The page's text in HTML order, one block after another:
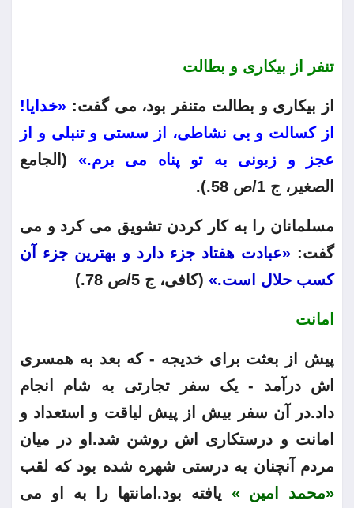
تنفر از بیکاری و بطالت
از بیکاری و بطالت متنفر بود، می گفت: «خدایا!
از کسالت و بی نشاطی، از سستی و تنبلی و از
عجز و زبونی به تو پناه می برم.» (الجامع
الصغیر، ج 1/ص 58.).
مسلمانان را به کار کردن تشویق می کرد و می
گفت: «عبادت هفتاد جزء دارد و بهترین جزء آن
کسب حلال است.» (کافی، ج 5/ص 78.)
امانت
پیش از بعثت برای خدیجه - که بعد به همسری
اش درآمد - یک سفر تجارتی به شام انجام
داد.در آن سفر بیش از پیش لیاقت و استعداد و
امانت و درستکاری اش روشن شد.او در میان
مردم آنچنان به درستی شهره شده بود که لقب
«محمد امین » یافته بود.امانتها را به او می